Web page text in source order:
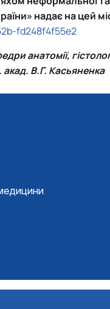
надає на цей
fd248f4f55e2
анатомії,
акад. В.Г. Касьяненка